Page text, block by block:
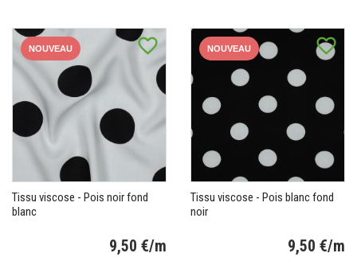
favorite_border
NOUVEAU
Tissu viscose - Pois noir fond
blanc
9,50 €/m
favorite_border
NOUVEAU
Tissu viscose - Pois blanc fond
noir
9,50 €/m